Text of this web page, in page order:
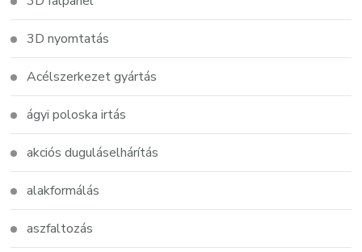
3D nyomtatás
Acélszerkezet gyártás
ágyi poloska irtás
akciós duguláselhárítás
alakformálás
aszfaltozás